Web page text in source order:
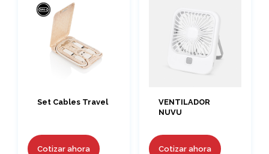
Set Cables Travel
Cotizar ahora
VENTILADOR
NUVU
Cotizar ahora